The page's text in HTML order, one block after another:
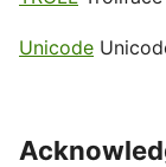
Unicode